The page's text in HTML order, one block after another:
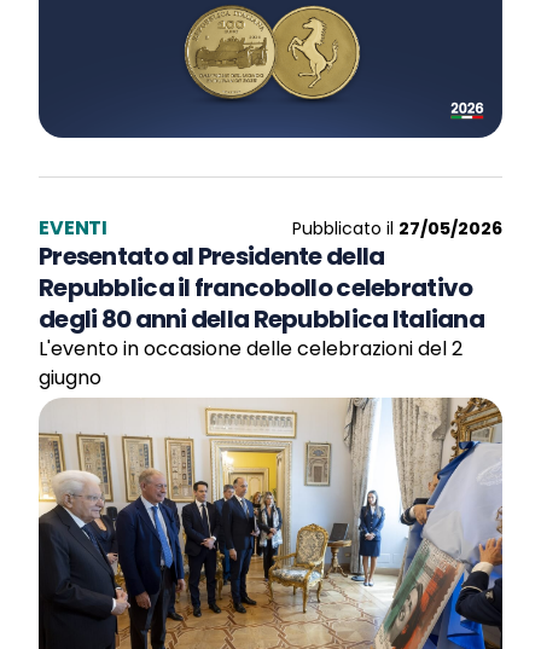
EVENTI Pubblicato il 27/05/2026
Presentato al Presidente della
Repubblica il francobollo celebrativo
degli 80 anni della Repubblica Italiana
L'evento in occasione delle celebrazioni del 2
giugno